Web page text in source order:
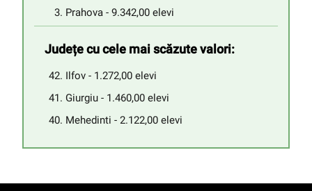
Prahova - 9.342,00 elevi
Județe cu cele mai scăzute valori:
Ilfov - 1.272,00 elevi
Giurgiu - 1.460,00 elevi
Mehedinti - 2.122,00 elevi